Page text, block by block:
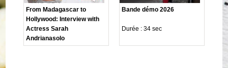
From Madagascar to
Hollywood: Interview with
Actress Sarah
Andrianasolo
Bande démo 2026
Durée : 34 sec